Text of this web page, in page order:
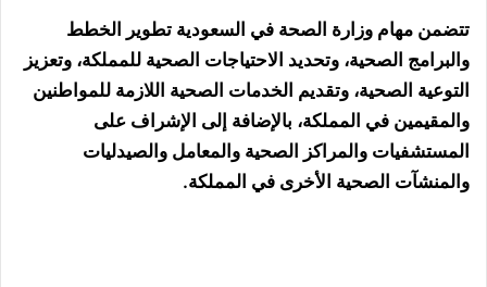
تتضمن مهام وزارة الصحة في السعودية تطوير الخطط
والبرامج الصحية، وتحديد الاحتياجات الصحية للمملكة، وتعزيز
التوعية الصحية، وتقديم الخدمات الصحية اللازمة للمواطنين
والمقيمين في المملكة، بالإضافة إلى الإشراف على
المستشفيات والمراكز الصحية والمعامل والصيدليات
والمنشآت الصحية الأخرى في المملكة.